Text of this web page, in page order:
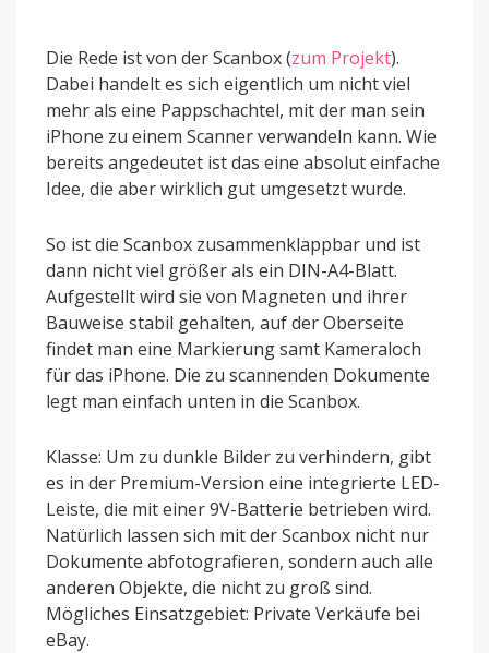
Die Rede ist von der Scanbox (zum Projekt).
Dabei handelt es sich eigentlich um nicht viel
mehr als eine Pappschachtel, mit der man sein
iPhone zu einem Scanner verwandeln kann. Wie
bereits angedeutet ist das eine absolut einfache
Idee, die aber wirklich gut umgesetzt wurde.
So ist die Scanbox zusammenklappbar und ist
dann nicht viel größer als ein DIN-A4-Blatt.
Aufgestellt wird sie von Magneten und ihrer
Bauweise stabil gehalten, auf der Oberseite
findet man eine Markierung samt Kameraloch
für das iPhone. Die zu scannenden Dokumente
legt man einfach unten in die Scanbox.
Klasse: Um zu dunkle Bilder zu verhindern, gibt
es in der Premium-Version eine integrierte LED-
Leiste, die mit einer 9V-Batterie betrieben wird.
Natürlich lassen sich mit der Scanbox nicht nur
Dokumente abfotografieren, sondern auch alle
anderen Objekte, die nicht zu groß sind.
Mögliches Einsatzgebiet: Private Verkäufe bei
eBay.